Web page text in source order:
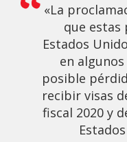
«La
que estas
Estados
en
posible
recibir visas
fiscal 2020 y